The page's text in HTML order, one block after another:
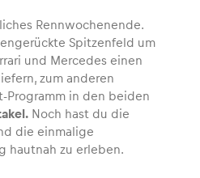
Alle anzeigen
Rennwochenende.
Spitzenfeld um
und Mercedes einen
zum anderen
Programm in den beiden
Noch hast du die
die einmalige
hautnah zu erleben.